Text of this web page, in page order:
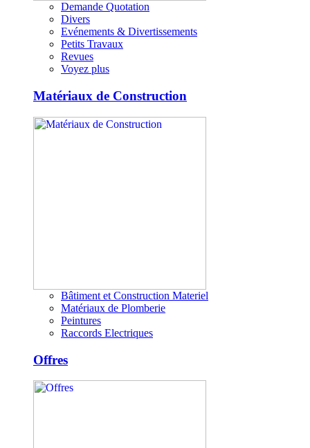
Demande Quotation
Divers
Evénements & Divertissements
Petits Travaux
Revues
Voyez plus
Matériaux de Construction
Bâtiment et Construction Materiel
Matériaux de Plomberie
Peintures
Raccords Electriques
Offres